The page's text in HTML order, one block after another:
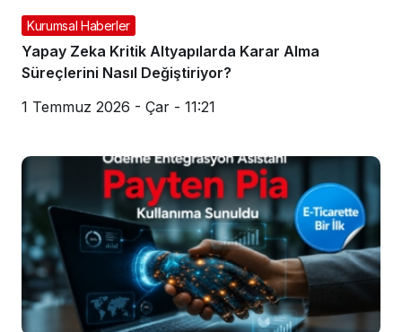
Kurumsal Haberler
Yapay Zeka Kritik Altyapılarda Karar Alma
Süreçlerini Nasıl Değiştiriyor?
1 Temmuz 2026 - Çar - 11:21